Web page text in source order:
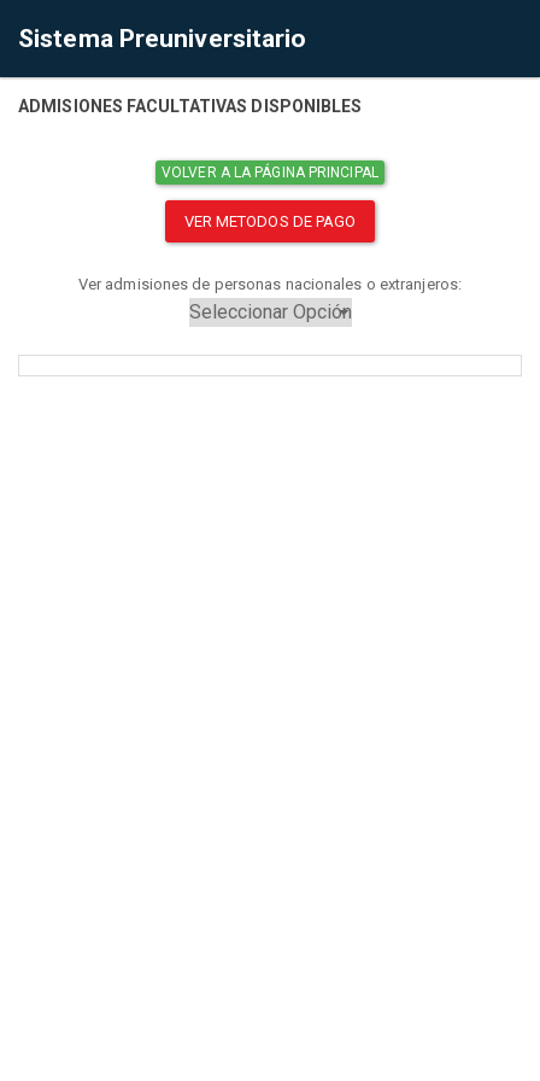
Sistema Preuniversitario
ADMISIONES FACULTATIVAS DISPONIBLES
VOLVER A LA PÁGINA PRINCIPAL
VER METODOS DE PAGO
Ver admisiones de personas nacionales o extranjeros: